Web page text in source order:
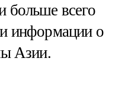
больше всего
информации о
Азии.